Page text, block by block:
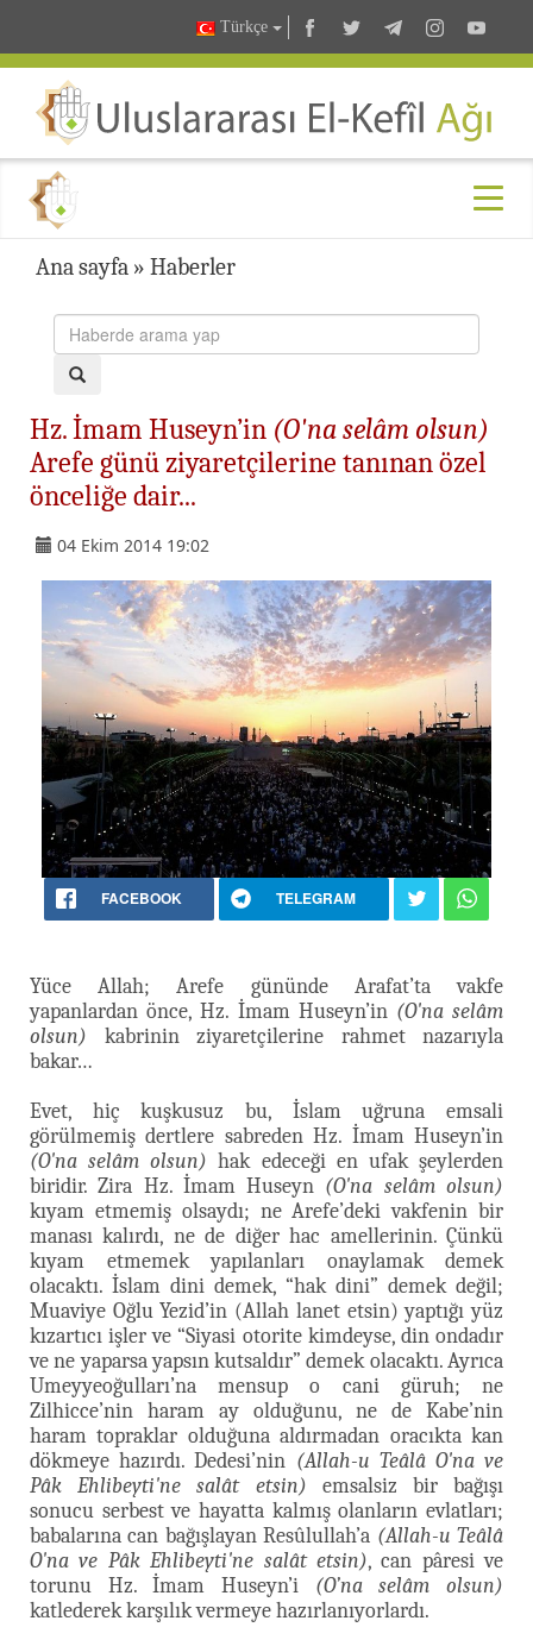
Türkçe
Ana sayfa » Haberler
Hz. İmam Huseyn’in (O'na selâm olsun)
Arefe günü ziyaretçilerine tanınan özel
önceliğe dair...
04 Ekim 2014 19:02
FACEBOOK TELEGRAM
Yüce Allah; Arefe gününde Arafat’ta vakfe
yapanlardan önce, Hz. İmam Huseyn’in (O'na selâm
olsun) kabrinin ziyaretçilerine rahmet nazarıyla
bakar…
Evet, hiç kuşkusuz bu, İslam uğruna emsali
görülmemiş dertlere sabreden Hz. İmam Huseyn’in
(O'na selâm olsun) hak edeceği en ufak şeylerden
biridir. Zira Hz. İmam Huseyn (O'na selâm olsun)
kıyam etmemiş olsaydı; ne Arefe’deki vakfenin bir
manası kalırdı, ne de diğer hac amellerinin. Çünkü
kıyam etmemek yapılanları onaylamak demek
olacaktı. İslam dini demek, “hak dini” demek değil;
Muaviye Oğlu Yezid’in (Allah lanet etsin) yaptığı yüz
kızartıcı işler ve “Siyasi otorite kimdeyse, din ondadır
ve ne yaparsa yapsın kutsaldır” demek olacaktı. Ayrıca
Umeyyeoğulları’na mensup o cani güruh; ne
Zilhicce’nin haram ay olduğunu, ne de Kabe’nin
haram topraklar olduğuna aldırmadan oracıkta kan
dökmeye hazırdı. Dedesi’nin (Allah-u Teâlâ O'na ve
Pâk Ehlibeyti'ne salât etsin) emsalsiz bir bağışı
sonucu serbest ve hayatta kalmış olanların evlatları;
babalarına can bağışlayan Resûlullah’a (Allah-u Teâlâ
O'na ve Pâk Ehlibeyti'ne salât etsin), can pâresi ve
torunu Hz. İmam Huseyn’i (O’na selâm olsun)
katlederek karşılık vermeye hazırlanıyorlardı.